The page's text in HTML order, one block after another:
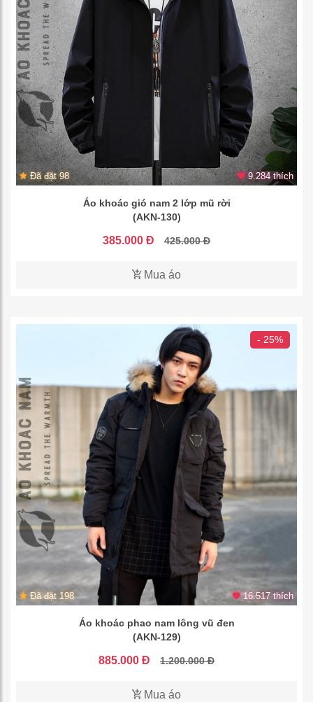
Đã đặt 98 9.284 thích
Áo khoác gió nam 2 lớp mũ rời
(AKN-130)
385.000 Đ 425.000 Đ
Mua áo
- 25%
Đã đặt 198 16.517 thích
Áo khoác phao nam lông vũ đen
(AKN-129)
885.000 Đ 1.200.000 Đ
Mua áo